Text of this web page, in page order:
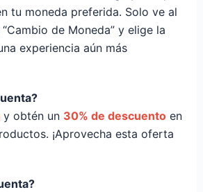
tu moneda preferida. Solo ve al
de Moneda” y elige la
experiencia aún más
y obtén un 30% de descuentoen
¡Aprovecha esta oferta